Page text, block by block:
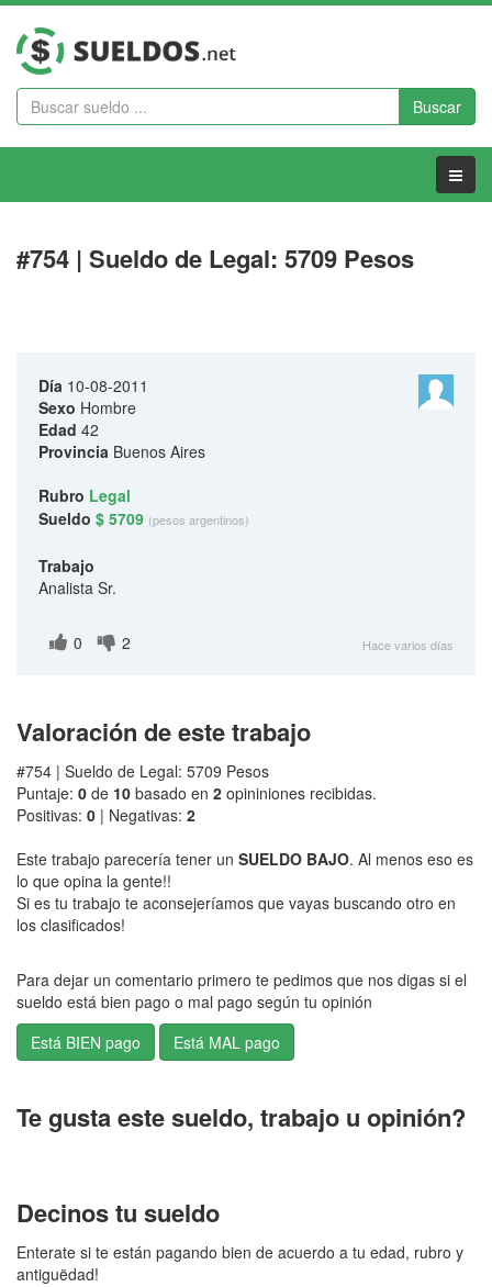
Buscar
Menu
#754 | Sueldo de Legal: 5709 Pesos
Día 10-08-2011
Sexo Hombre
Edad 42
Provincia Buenos Aires
Rubro Legal
Sueldo $ 5709 (pesos argentinos)
Trabajo
Analista Sr.
0 2 Hace varios días
Valoración de este trabajo
#754 | Sueldo de Legal: 5709 Pesos
Puntaje: 0 de 10 basado en 2 opininiones recibidas.
Positivas: 0 | Negativas: 2
Este trabajo parecería tener un SUELDO BAJO. Al menos eso es
lo que opina la gente!!
Si es tu trabajo te aconsejeríamos que vayas buscando otro en
los clasificados!
Para dejar un comentario primero te pedimos que nos digas si el
sueldo está bien pago o mal pago según tu opinión
Te gusta este sueldo, trabajo u opinión?
Decinos tu sueldo
Enterate si te están pagando bien de acuerdo a tu edad, rubro y
antiguëdad!